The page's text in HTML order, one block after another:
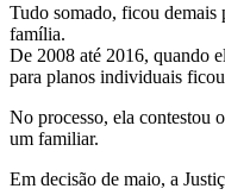
Tudo somado, ficou demais
família.
De 2008 até 2016, quando
para planos individuais
No processo, ela contestou
um familiar.
Em decisão de maio, a